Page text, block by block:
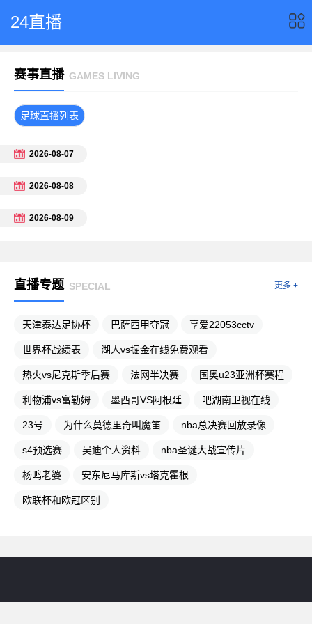
24直播
赛事直播 GAMES LIVING
足球直播列表
2026-08-07
2026-08-08
2026-08-09
直播专题 SPECIAL 更多 +
天津泰达足协杯 巴萨西甲夺冠 享爱22053cctv
世界杯战绩表 湖人vs掘金在线免费观看
热火vs尼克斯季后赛 法网半决赛 国奥u23亚洲杯赛程
利物浦vs富勒姆 墨西哥VS阿根廷 吧湖南卫视在线
23号 为什么莫德里奇叫魔笛 nba总决赛回放录像
s4预选赛 吴迪个人资料 nba圣诞大战宣传片
杨鸣老婆 安东尼马库斯vs塔克霍根
欧联杯和欧冠区别